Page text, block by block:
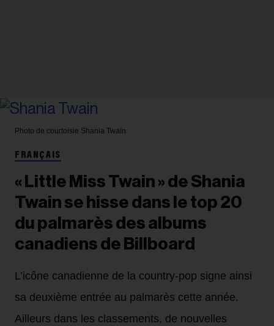
Photo de courtoisie Shania Twain
FRANÇAIS
« Little Miss Twain » de Shania
Twain se hisse dans le top 20
du palmarès des albums
canadiens de Billboard
L’icône canadienne de la country-pop signe ainsi
sa deuxième entrée au palmarès cette année.
Ailleurs dans les classements, de nouvelles